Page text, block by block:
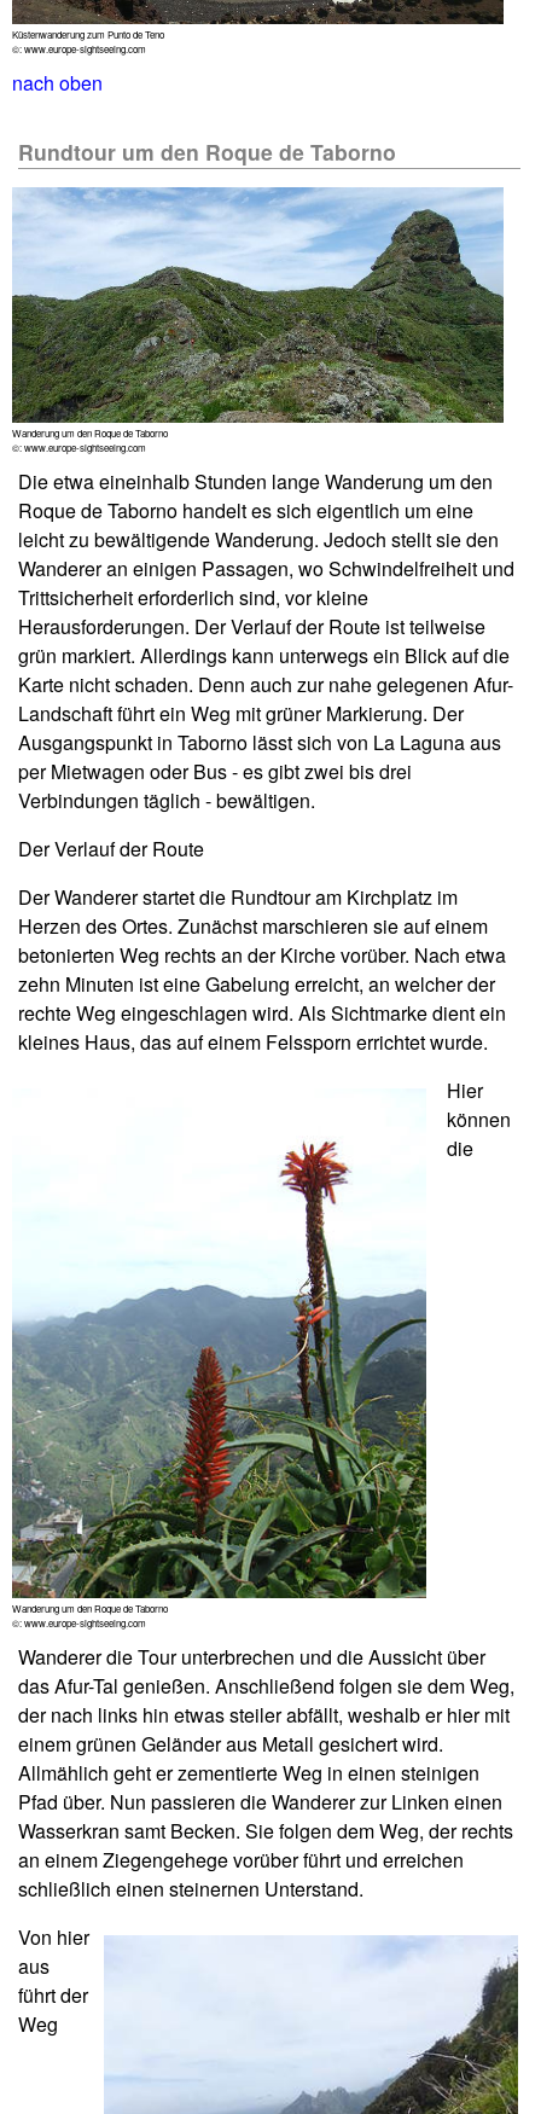
Küstenwanderung zum Punto de Teno
©: www.europe-sightseeing.com
nach oben
Rundtour um den Roque de Taborno
Wanderung um den Roque de Taborno
©: www.europe-sightseeing.com
Die etwa eineinhalb Stunden lange Wanderung um den
Roque de Taborno handelt es sich eigentlich um eine
leicht zu bewältigende Wanderung. Jedoch stellt sie den
Wanderer an einigen Passagen, wo Schwindelfreiheit und
Trittsicherheit erforderlich sind, vor kleine
Herausforderungen. Der Verlauf der Route ist teilweise
grün markiert. Allerdings kann unterwegs ein Blick auf die
Karte nicht schaden. Denn auch zur nahe gelegenen Afur-
Landschaft führt ein Weg mit grüner Markierung. Der
Ausgangspunkt in Taborno lässt sich von La Laguna aus
per Mietwagen oder Bus - es gibt zwei bis drei
Verbindungen täglich - bewältigen.
Der Verlauf der Route
Der Wanderer startet die Rundtour am Kirchplatz im
Herzen des Ortes. Zunächst marschieren sie auf einem
betonierten Weg rechts an der Kirche vorüber. Nach etwa
zehn Minuten ist eine Gabelung erreicht, an welcher der
rechte Weg eingeschlagen wird. Als Sichtmarke dient ein
kleines Haus, das auf einem Felssporn errichtet wurde.
Wanderung um den Roque de Taborno
©: www.europe-sightseeing.com
Hier
können
die
Wanderer die Tour unterbrechen und die Aussicht über
das Afur-Tal genießen. Anschließend folgen sie dem Weg,
der nach links hin etwas steiler abfällt, weshalb er hier mit
einem grünen Geländer aus Metall gesichert wird.
Allmählich geht er zementierte Weg in einen steinigen
Pfad über. Nun passieren die Wanderer zur Linken einen
Wasserkran samt Becken. Sie folgen dem Weg, der rechts
an einem Ziegengehege vorüber führt und erreichen
schließlich einen steinernen Unterstand.
Von hier
aus
führt der
Weg